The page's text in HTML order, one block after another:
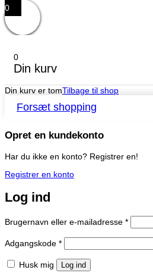
0
0
Din kurv
Din kurv er tomTilbage til shop
Forsæt shopping
Opret en kundekonto
Har du ikke en konto? Registrer en!
Registrer en konto
Log ind
Brugernavn eller e-mailadresse *
Adgangskode *Påkrævet
Husk mig Log ind